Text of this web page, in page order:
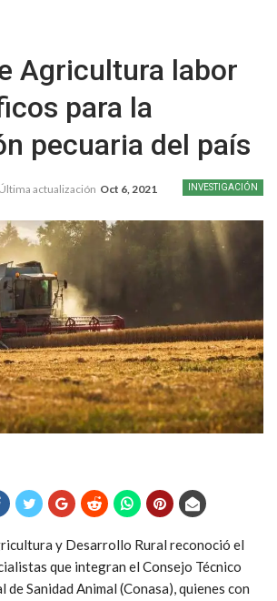
Agricultura labor
para la
pecuaria del país
INVESTIGACIÓN
Última actualización Oct 6, 2021
y Desarrollo Rural reconoció el
que integran el Consejo Técnico
Sanidad Animal (Conasa), quienes con